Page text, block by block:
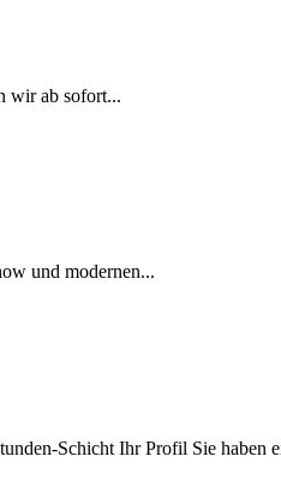
wir ab sofort...
und modernen...
Schicht Ihr Profil Sie haben